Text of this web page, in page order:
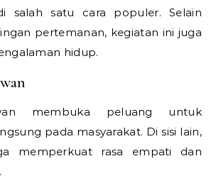
salah satu cara populer. Selain
pertemanan, kegiatan ini juga
hidup.
membuka peluang untuk
pada masyarakat. Di sisi lain,
memperkuat rasa empati dan